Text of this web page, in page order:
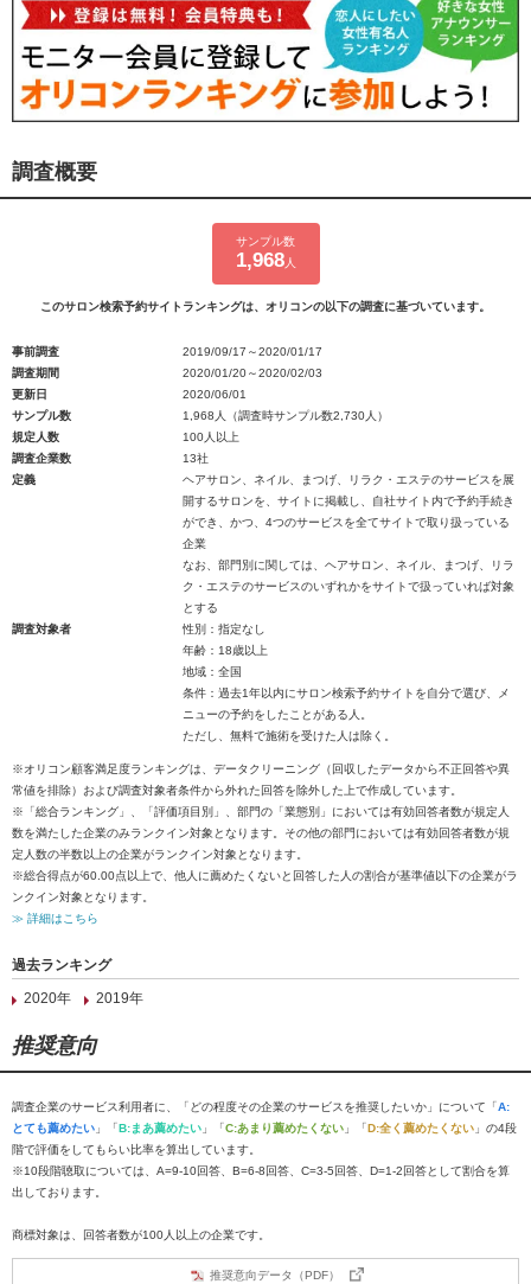
調査概要
サンプル数
1,968人
このサロン検索予約サイトランキングは、オリコンの以下の調査に基づいています。
事前調査
2019/09/17～2020/01/17
調査期間
2020/01/20～2020/02/03
更新日
2020/06/01
サンプル数
1,968人（調査時サンプル数2,730人）
規定人数
100人以上
調査企業数
13社
定義
ヘアサロン、ネイル、まつげ、リラク・エステのサービスを展
開するサロンを、サイトに掲載し、自社サイト内で予約手続き
ができ、かつ、4つのサービスを全てサイトで取り扱っている
企業
なお、部門別に関しては、ヘアサロン、ネイル、まつげ、リラ
ク・エステのサービスのいずれかをサイトで扱っていれば対象
とする
調査対象者
性別：指定なし
年齢：18歳以上
地域：全国
条件：過去1年以内にサロン検索予約サイトを自分で選び、メ
ニューの予約をしたことがある人。
ただし、無料で施術を受けた人は除く。
※オリコン顧客満足度ランキングは、データクリーニング（回収したデータから不正回答や異
常値を排除）および調査対象者条件から外れた回答を除外した上で作成しています。
※「総合ランキング」、「評価項目別」、部門の「業態別」においては有効回答者数が規定人
数を満たした企業のみランクイン対象となります。その他の部門においては有効回答者数が規
定人数の半数以上の企業がランクイン対象となります。
※総合得点が60.00点以上で、他人に薦めたくないと回答した人の割合が基準値以下の企業がラ
ンクイン対象となります。
≫ 詳細はこちら
過去ランキング
2020年
2019年
推奨意向
調査企業のサービス利用者に、「どの程度その企業のサービスを推奨したいか」について「A:
とても薦めたい 」「B:まあ薦めたい 」「C:あまり薦めたくない 」「D:全く薦めたくない 」の4段
階で評価をしてもらい比率を算出しています。
※10段階聴取については、A=9-10回答、B=6-8回答、C=3-5回答、D=1-2回答として割合を算
出しております。
商標対象は、回答者数が100人以上の企業です。
推奨意向データ（PDF）